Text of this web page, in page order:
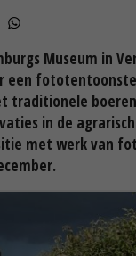
Museum in
een
traditionele
in de
met werk van